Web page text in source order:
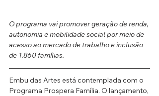
O programa vai promover geração de renda,
autonomia e mobilidade social por meio de
acesso ao mercado de trabalho e inclusão
de 1.860 famílias.
Embu das Artes está contemplada com o
Programa Prospera Família. O lançamento,